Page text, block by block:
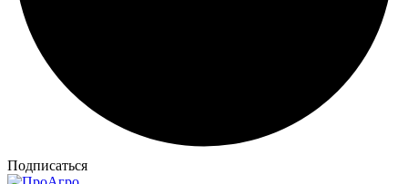
Подписаться